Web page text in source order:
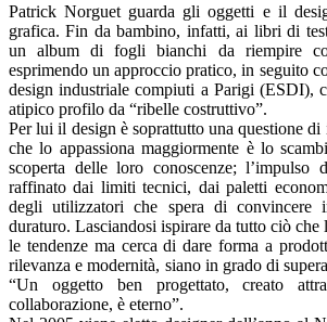
Patrick Norguet guarda gli oggetti e il
grafica. Fin da bambino, infatti, ai libri di
un album di fogli bianchi da riempire
esprimendo un approccio pratico, in seguito
design industriale compiuti a Parigi (ESDI),
atipico profilo da “ribelle costruttivo”.
Per lui il design è soprattutto una questione
che lo appassiona maggiormente è lo
scoperta delle loro conoscenze; l’impulso
raffinato dai limiti tecnici, dai paletti
degli utilizzatori che spera di convincere
duraturo. Lasciandosi ispirare da tutto ciò che
le tendenze ma cerca di dare forma a
rilevanza e modernità, siano in grado di
“Un oggetto ben progettato, creato
collaborazione, è eterno”.